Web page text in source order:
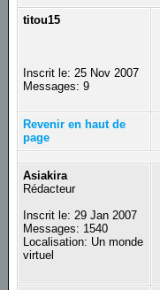
titou15
Inscrit le: 25 Nov 2007
Messages: 9
Revenir en haut de
page
Asiakira
Rédacteur
Inscrit le: 29 Jan 2007
Messages: 1540
Localisation: Un monde
virtuel